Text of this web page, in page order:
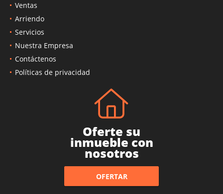
Ventas
Arriendo
Servicios
Nuestra Empresa
Contáctenos
Políticas de privacidad
Oferte su
inmueble con
nosotros
OFERTAR